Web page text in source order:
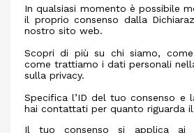
In qualsiasi momento è possibile
il proprio consenso dalla
nostro sito web.
Scopri di più su chi siamo,
come trattiamo i dati personali
sulla privacy.
Specifica l’ID del tuo consenso e
hai contattati per quanto riguarda
Il tuo consenso si applica ai